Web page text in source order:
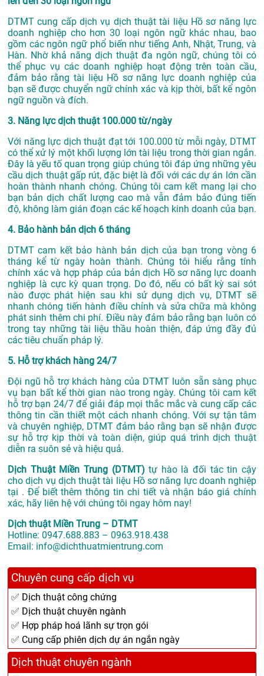
DTMT cung cấp dịch vụ dịch thuật tài liệu Hồ sơ năng lực
doanh nghiệp cho hơn 30 loại ngôn ngữ khác nhau, bao
gồm các ngôn ngữ phổ biến như tiếng Anh, Nhật, Trung, và
Hàn. Nhờ khả năng dịch thuật đa ngôn ngữ, chúng tôi có
thể phục vụ các doanh nghiệp hoạt động trên toàn cầu,
đảm bảo rằng tài liệu Hồ sơ năng lực doanh nghiệp của
bạn sẽ được chuyển ngữ chính xác và kịp thời, bất kể ngôn
ngữ nguồn và đích.
3. Năng lực dịch thuật 100.000 từ/ngày
Với năng lực dịch thuật đạt tới 100.000 từ mỗi ngày, DTMT
có thể xử lý một khối lượng lớn tài liệu trong thời gian ngắn.
Đây là yếu tố quan trọng giúp chúng tôi đáp ứng những yêu
cầu dịch thuật gấp rút, đặc biệt là đối với các dự án lớn cần
hoàn thành nhanh chóng. Chúng tôi cam kết mang lại cho
bạn bản dịch chất lượng cao mà vẫn đảm bảo đúng tiến
độ, không làm gián đoạn các kế hoạch kinh doanh của bạn.
4. Bảo hành bản dịch 6 tháng
DTMT cam kết bảo hành bản dịch của bạn trong vòng 6
tháng kể từ ngày hoàn thành. Chúng tôi hiểu rằng tính
chính xác và hợp pháp của bản dịch Hồ sơ năng lực doanh
nghiệp là cực kỳ quan trọng. Do đó, nếu có bất kỳ sai sót
nào được phát hiện sau khi sử dụng dịch vụ, DTMT sẽ
nhanh chóng tiến hành điều chỉnh và sửa chữa mà không
phát sinh thêm chi phí. Điều này đảm bảo rằng bạn luôn có
trong tay những tài liệu thầu hoàn thiện, đáp ứng đầy đủ
các tiêu chuẩn pháp lý.
5. Hỗ trợ khách hàng 24/7
Đội ngũ hỗ trợ khách hàng của DTMT luôn sẵn sàng phục
vụ bạn bất kể thời gian nào trong ngày. Chúng tôi cam kết
hỗ trợ bạn 24/7 để giải đáp mọi thắc mắc và cung cấp các
thông tin cần thiết một cách nhanh chóng. Với sự tận tâm
và chuyên nghiệp, DTMT đảm bảo rằng bạn sẽ nhận được
sự hỗ trợ kịp thời và toàn diện, giúp quá trình dịch thuật
diễn ra suôn sẻ và hiệu quả.
Dịch Thuật Miền Trung (DTMT) tự hào là đối tác tin cậy
cho dịch vụ dịch thuật tài liệu Hồ sơ năng lực doanh nghiệp
tại . Để biết thêm thông tin chi tiết và nhận báo giá chính
xác, hãy liên hệ với chúng tôi ngay hôm nay!
Dịch thuật Miền Trung – DTMT
Hotline: 0947.688.883 – 0963.918.438
Email: info@dichthuatmientrung.com
Chuyên cung cấp dịch vụ
✅ Dịch thuật công chứng
✅ Dịch thuật chuyên ngành
✅ Hợp pháp hoá lãnh sự trọn gói
✅ Cung cấp phiên dịch dự án ngắn ngày
Dịch thuật chuyên ngành